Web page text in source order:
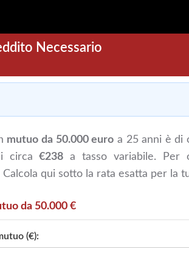
Necessario
mutuo da 50.000 euro a 25 anni è di
circa€238 a tasso variabile. Per
Calcola qui sotto la rata esatta per la
da 50.000 €
(€):